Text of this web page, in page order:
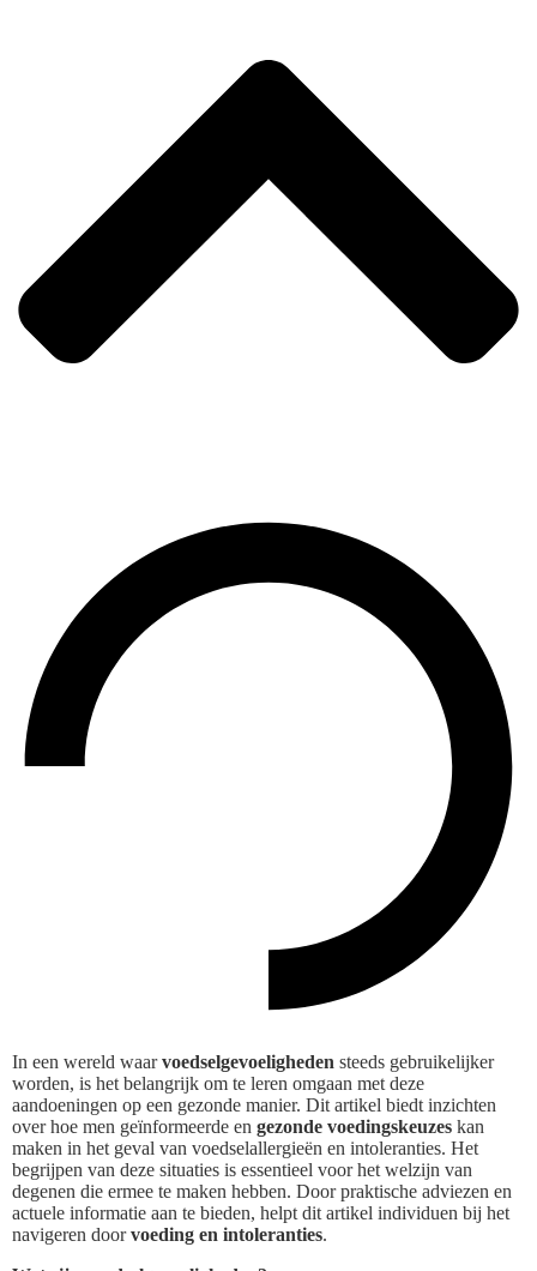
In een wereld waarvoedselgevoeligheden steeds gebruikelijker
worden, is het belangrijk om te leren omgaan met deze
aandoeningen op een gezonde manier. Dit artikel biedt inzichten
over hoe men geïnformeerde en gezonde voedingskeuzes kan
maken in het geval van voedselallergieën en intoleranties. Het
begrijpen van deze situaties is essentieel voor het welzijn van
degenen die ermee te maken hebben. Door praktische adviezen en
actuele informatie aan te bieden, helpt dit artikel individuen bij het
navigeren doorvoeding en intoleranties.